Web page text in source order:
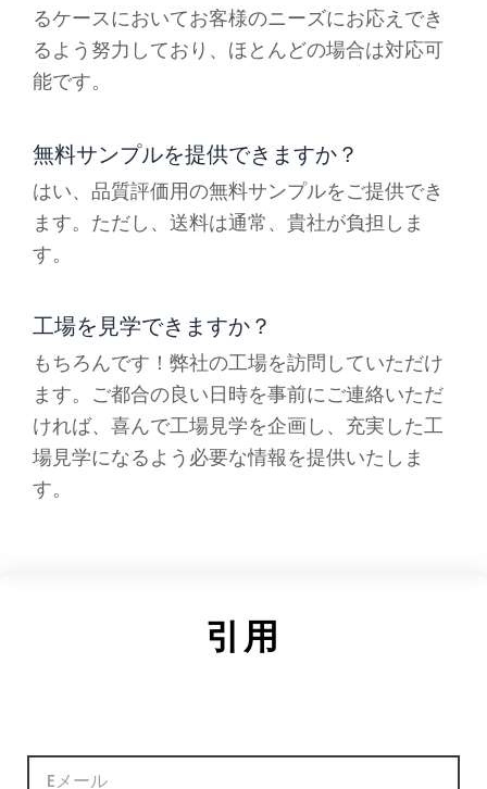
るケースにおいてお客様のニーズにお応えでき
るよう努力しており、ほとんどの場合は対応可
能です。
無料サンプルを提供できますか？
はい、品質評価用の無料サンプルをご提供でき
ます。ただし、送料は通常、貴社が負担しま
す。
工場を見学できますか？
もちろんです！弊社の工場を訪問していただけ
ます。ご都合の良い日時を事前にご連絡いただ
ければ、喜んで工場見学を企画し、充実した工
場見学になるよう必要な情報を提供いたしま
す。
引用